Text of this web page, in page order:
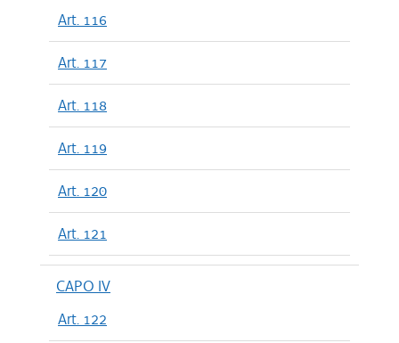
Art. 116
Art. 117
Art. 118
Art. 119
Art. 120
Art. 121
CAPO IV
Art. 122